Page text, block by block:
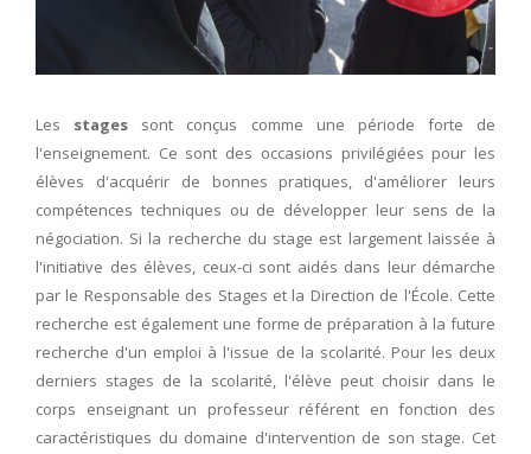
Les stages sont conçus comme une période forte de
l'enseignement. Ce sont des occasions privilégiées pour les
élèves d'acquérir de bonnes pratiques, d'améliorer leurs
compétences techniques ou de développer leur sens de la
négociation. Si la recherche du stage est largement laissée à
l'initiative des élèves, ceux-ci sont aidés dans leur démarche
par le Responsable des Stages et la Direction de l'École. Cette
recherche est également une forme de préparation à la future
recherche d'un emploi à l'issue de la scolarité. Pour les deux
derniers stages de la scolarité, l'élève peut choisir dans le
corps enseignant un professeur référent en fonction des
caractéristiques du domaine d'intervention de son stage. Cet